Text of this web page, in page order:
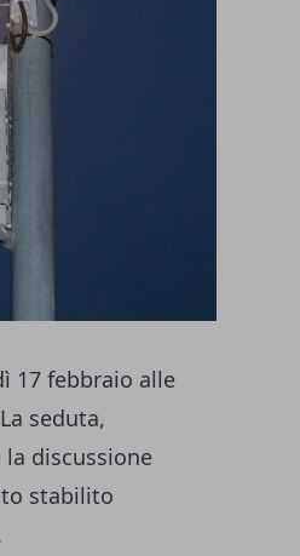
17 febbraio alle
seduta,
discussione
stabilito